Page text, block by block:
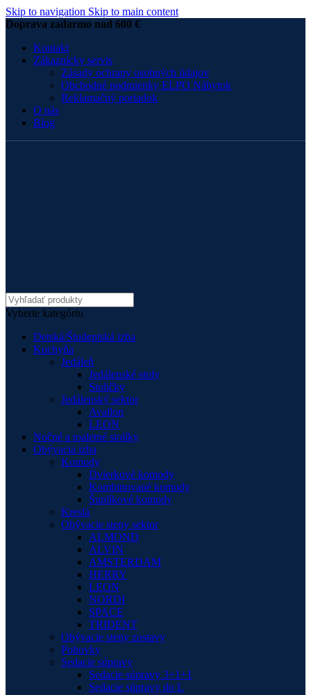
Skip to navigation Skip to main content
Doprava zadarmo nad 600 €
Kontakt
Zákaznícky servis
Zásady ochrany osobných údajov
Obchodné podmienky ELPO Nábytok
Reklamačný poriadok
O nás
Blog
Vyberte kategóriu
Detská/Študentská izba
Kuchyňa
Jedáleň
Jedálenské stoly
Stoličky
Jedálenský sektor
Avallon
LEON
Nočné a toaletné stolíky
Obývacia izba
Komody
Dvierkové komody
Kombinované komody
Šuplíkové komody
Kreslá
Obývacie steny sektor
ALMOND
ALVIN
AMSTERDAM
HERRY
LEON
NORDI
SPACE
TRIDENT
Obývacie steny zostavy
Pohovky
Sedacie súpravy
Sedacie súpravy 3+1+1
Sedacie súpravy do L